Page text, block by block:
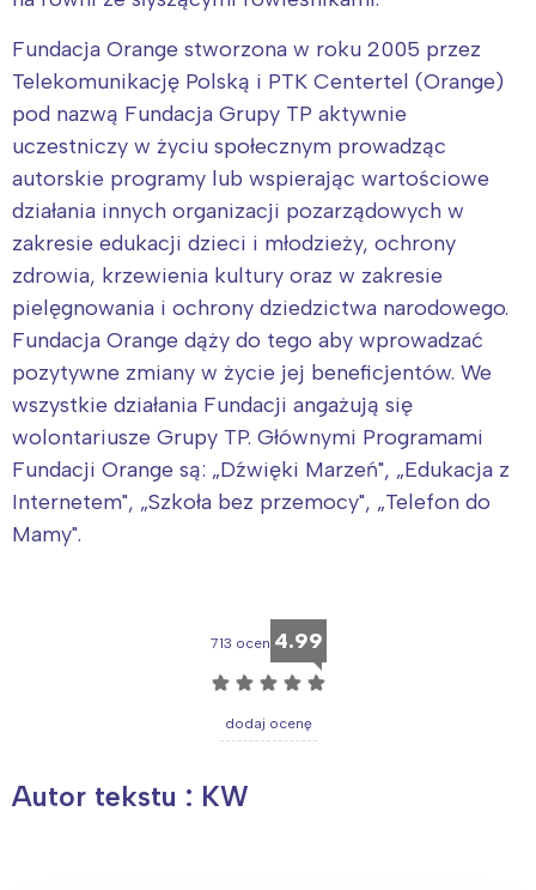
Fundacja Orange stworzona w roku 2005 przez
Telekomunikację Polską i PTK Centertel (Orange)
pod nazwą Fundacja Grupy TP aktywnie
uczestniczy w życiu społecznym prowadząc
autorskie programy lub wspierając wartościowe
działania innych organizacji pozarządowych w
zakresie edukacji dzieci i młodzieży, ochrony
zdrowia, krzewienia kultury oraz w zakresie
pielęgnowania i ochrony dziedzictwa narodowego.
Fundacja Orange dąży do tego aby wprowadzać
pozytywne zmiany w życie jej beneficjentów. We
wszystkie działania Fundacji angażują się
wolontariusze Grupy TP. Głównymi Programami
Fundacji Orange są: „Dźwięki Marzeń", „Edukacja z
Internetem", „Szkoła bez przemocy", „Telefon do
Mamy".
713 ocen 4.99
☆ ☆ ☆ ☆ ☆
dodaj ocenę
Autor tekstu : KW